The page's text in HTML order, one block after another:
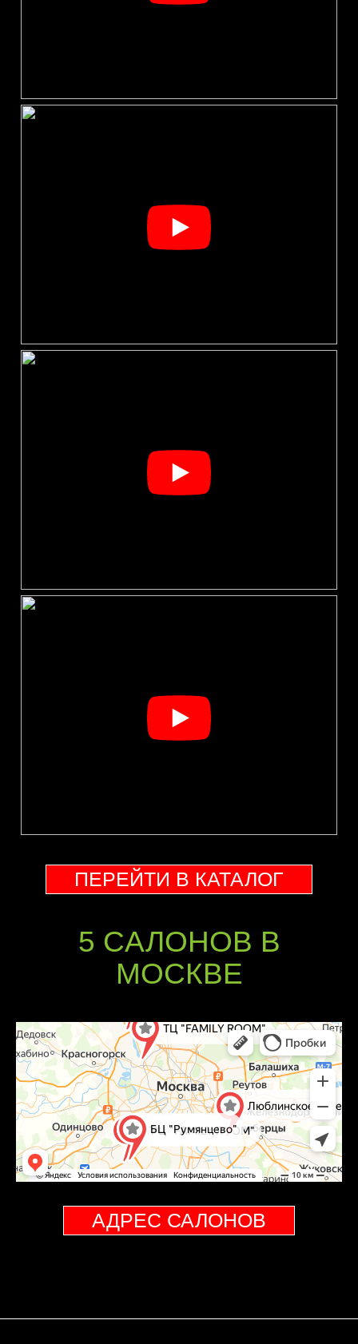
ПЕРЕЙТИ В КАТАЛОГ
5 CАЛОНОВ В
МОСКВЕ
АДРЕС САЛОНОВ